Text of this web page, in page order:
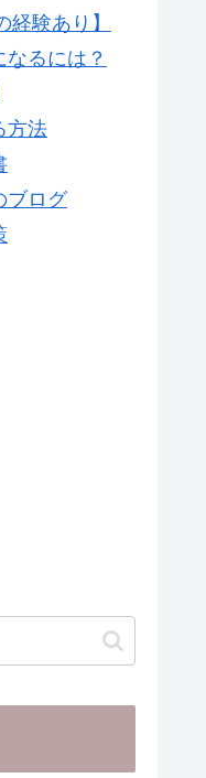
経験あり】
るには？
方法
ブログ